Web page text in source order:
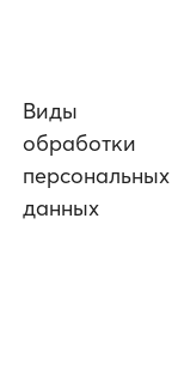
Виды
обработки
персональных
данных